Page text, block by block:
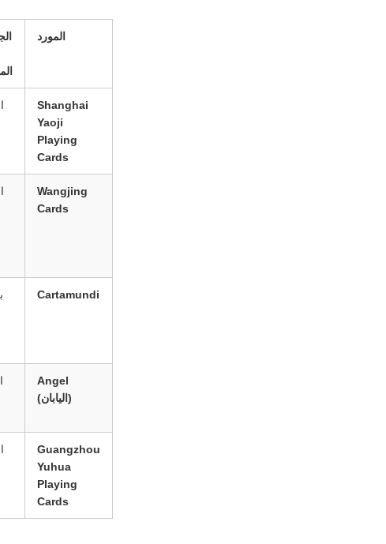
المورد
Shanghai
Yaoji
Playing
Cards
Wangjing
Cards
Cartamundi
Angel
(اليابان)
Guangzhou
Yuhua
Playing
Cards